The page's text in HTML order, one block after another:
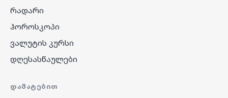
რადარი
ჰოროსკოპი
ვალუტის კურსი
დღესასწაულები
ᲓᲐᲛᲐᲢᲔᲑᲘᲗ